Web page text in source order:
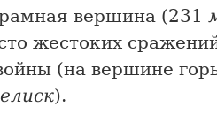
вершина (231
жестоких
(на вершине
).